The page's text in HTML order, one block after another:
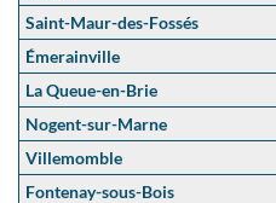
Saint-Maur-des-Fossés
Émerainville
La Queue-en-Brie
Nogent-sur-Marne
Villemomble
Fontenay-sous-Bois